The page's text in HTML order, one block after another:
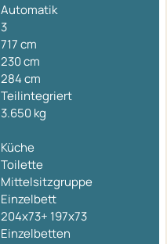
Automatik
3
717 cm
230 cm
284 cm
Teilintegriert
3.650 kg
Küche
Toilette
Mittelsitzgruppe
Einzelbett
204x73+ 197x73
Einzelbetten